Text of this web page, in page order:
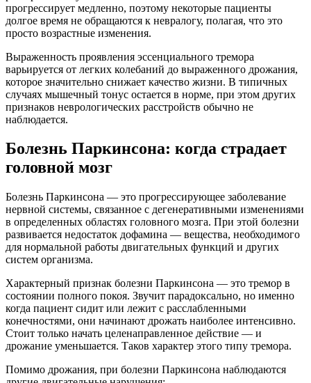
прогрессирует медленно, поэтому некоторые пациенты
долгое время не обращаются к невралогу, полагая, что это
просто возрастные изменения.
Выраженность проявления эссенциального тремора
варьируется от легких колебаний до выраженного дрожания,
которое значительно снижает качество жизни. В типичных
случаях мышечный тонус остается в норме, при этом других
признаков неврологических расстройств обычно не
наблюдается.
Болезнь Паркинсона: когда страдает
головной мозг
Болезнь Паркинсона — это прогрессирующее заболевание
нервной системы, связанное с дегенеративными изменениями
в определенных областях головного мозга. При этой болезни
развивается недостаток дофамина — вещества, необходимого
для нормальной работы двигательных функций и других
систем организма.
Характерный признак болезни Паркинсона — это тремор в
состоянии полного покоя. Звучит парадоксально, но именно
когда пациент сидит или лежит с расслабленными
конечностями, они начинают дрожать наиболее интенсивно.
Стоит только начать целенаправленное действие — и
дрожание уменьшается. Таков характер этого типу тремора.
Помимо дрожания, при болезни Паркинсона наблюдаются